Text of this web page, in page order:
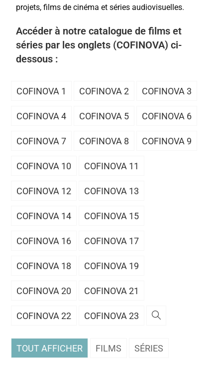
projets, films de cinéma et séries audiovisuelles.
Accéder à notre catalogue de films et
séries par les onglets (COFINOVA) ci-
dessous :
COFINOVA 1 COFINOVA 2 COFINOVA 3
COFINOVA 4 COFINOVA 5 COFINOVA 6
COFINOVA 7 COFINOVA 8 COFINOVA 9
COFINOVA 10 COFINOVA 11
COFINOVA 12 COFINOVA 13
COFINOVA 14 COFINOVA 15
COFINOVA 16 COFINOVA 17
COFINOVA 18 COFINOVA 19
COFINOVA 20 COFINOVA 21
COFINOVA 22 COFINOVA 23
TOUT AFFICHER FILMS SÉRIES